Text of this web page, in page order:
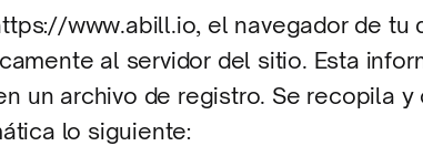
www.abill.io, el navegador de tu
al servidor del sitio. Esta
un archivo de registro. Se recopila y
lo siguiente: